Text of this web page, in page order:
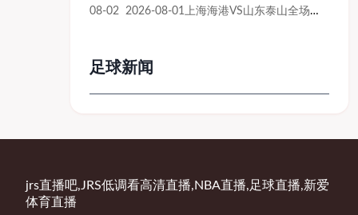
08-02 2026-08-01上海海港VS山东泰山全场比赛录像回放
足球新闻
jrs直播吧,JRS低调看高清直播,NBA直播,足球直播,新爱
体育直播